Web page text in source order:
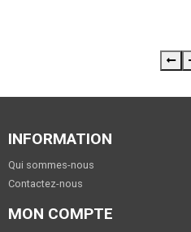
INFORMATION
Qui sommes-nous
Contactez-nous
MON COMPTE